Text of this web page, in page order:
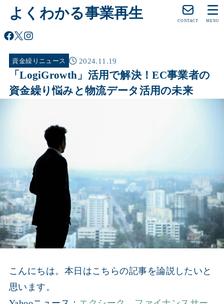
よくわかる事業再生 CONTACT MENU
資金繰りニュース 2024.11.19
「LogiGrowth」活用で解決！EC事業者の
資金繰り悩みと物流データ活用の未来
こんにちは。本日はこちらの記事を論説したいと
思います。